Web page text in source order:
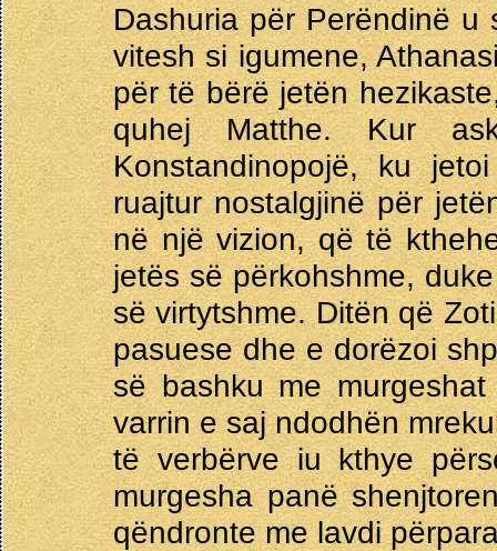
Dashuria për Perëndinë
vitesh si igumene,
për të bërë jetën
quhej Matthe. Kur
Konstandinopojë, ku
ruajtur nostalgjinë për
në një vizion, që të
jetës së përkohshme,
së virtytshme. Ditën që
pasuese dhe e dorëzoi
së bashku me
varrin e saj ndodhën
të verbërve iu kthye
murgesha panë
qëndronte me lavdi